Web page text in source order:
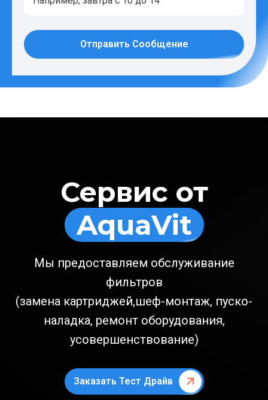
Отправить Сообщение
Сервис от
AquaVit
Мы предоставляем обслуживание
фильтров
(замена картриджей,шеф-монтаж, пуско-
наладка, ремонт оборудования,
усовершенствование)
Заказать Тест Драйв